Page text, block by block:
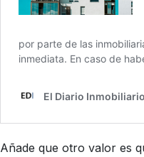
Añade que otro valor es